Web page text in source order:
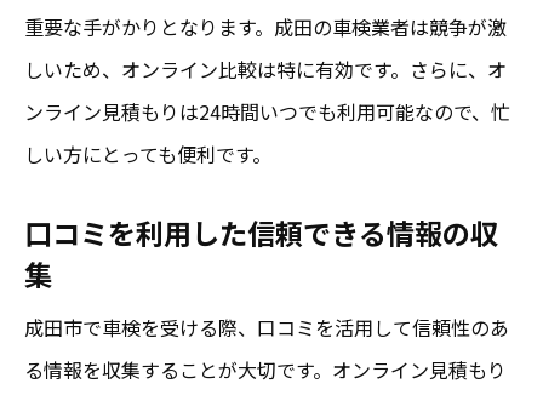
車検で損をしない成田市の無料見積もりの使い
初めての見積もり取得で注意すべき点
成田市の車検業者を賢く選ぶコツ
車検業者の評判を確認する信頼性あるサイ
ト
重要な手がかりとなります。成田の車検業者は競争が激
しいため、オンライン比較は特に有効です。さらに、オ
ンライン見積もりは24時間いつでも利用可能なので、忙
しい方にとっても便利です。
口コミを利用した信頼できる情報の収
集
成田市で車検を受ける際、口コミを活用して信頼性のあ
る情報を収集することが大切です。オンライン見積もり